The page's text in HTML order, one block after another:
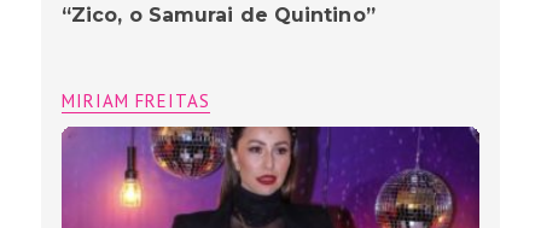
“Zico, o Samurai de Quintino”
MIRIAM FREITAS